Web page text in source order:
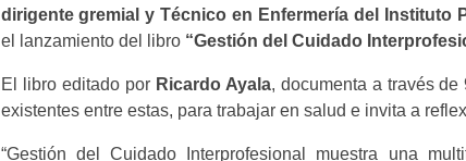
dirigente gremial y Técnico en Enfermería del Instituto
el lanzamiento del libro “Gestión del Cuidado
El libro editado por Ricardo Ayala, documenta a través
existentes entre estas, para trabajar en salud e invita a
“Gestión del Cuidado Interprofesional muestra una